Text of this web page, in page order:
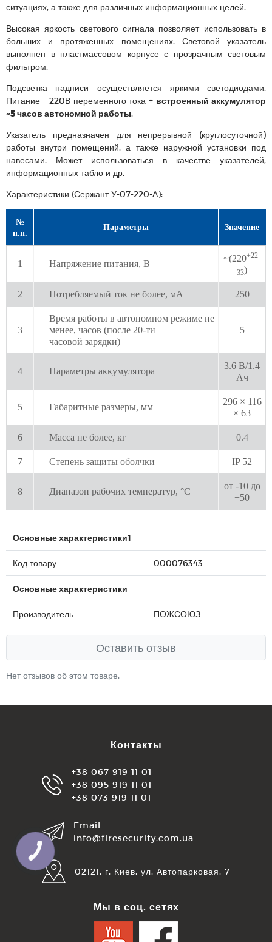
ситуациях, а также для различных информационных целей.
Высокая яркость светового сигнала позволяет использовать в
больших и протяженных помещениях. Световой указатель
выполнен в пластмассовом корпусе с прозрачным световым
фильтром.
Подсветка надписи осуществляется яркими светодиодами.
Питание - 220В переменного тока + встроенный аккумулятор
~5 часов автономной работы.
Указатель предназначен для непрерывной (круглосуточной)
работы внутри помещений, а также наружной установки под
навесами. Может использоваться в качестве указателей,
информационных табло и др.
Характеристики (Сержант У-07-220-А):
№
п.п.
Параметры Значение
1 Напряжение питания, В
~(220+22
-
33)
2 Потребляемый ток не более, мА 250
3
Время работы в автономном режиме не
менее, часов (после 20-ти
часовой зарядки)
5
4 Параметры аккумулятора
3.6 В/1.4
Ач
5 Габаритные размеры, мм
296 × 116
× 63
6 Масса не более, кг 0.4
7 Степень защиты оболчки IP 52
8 Диапазон рабочих температур, °С
от -10 до
+50
Основные характеристики1
Код товару 000076343
Основные характеристики
Производитель ПОЖСОЮЗ
Оставить отзыв
Нет отзывов об этом товаре.
Контакты
+38 067 919 11 01
+38 095 919 11 01
+38 073 919 11 01
Email
info@firesecurity.com.ua
02121, г. Киев, ул. Автопарковая, 7
Мы в соц. сетях
КНОПКА
ЗВ'ЯЗКУ